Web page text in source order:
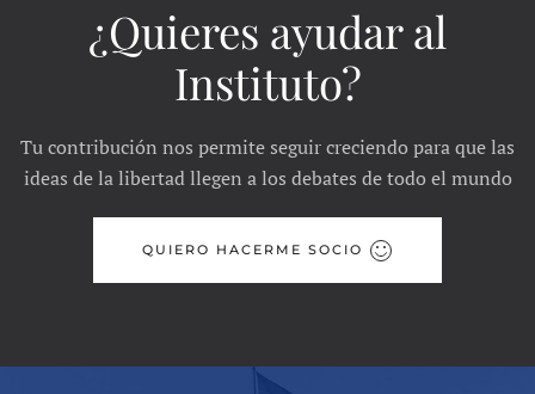
¿Quieres ayudar al
Instituto?
Tu contribución nos permite seguir creciendo para que las
ideas de la libertad llegen a los debates de todo el mundo
QUIERO HACERME SOCIO